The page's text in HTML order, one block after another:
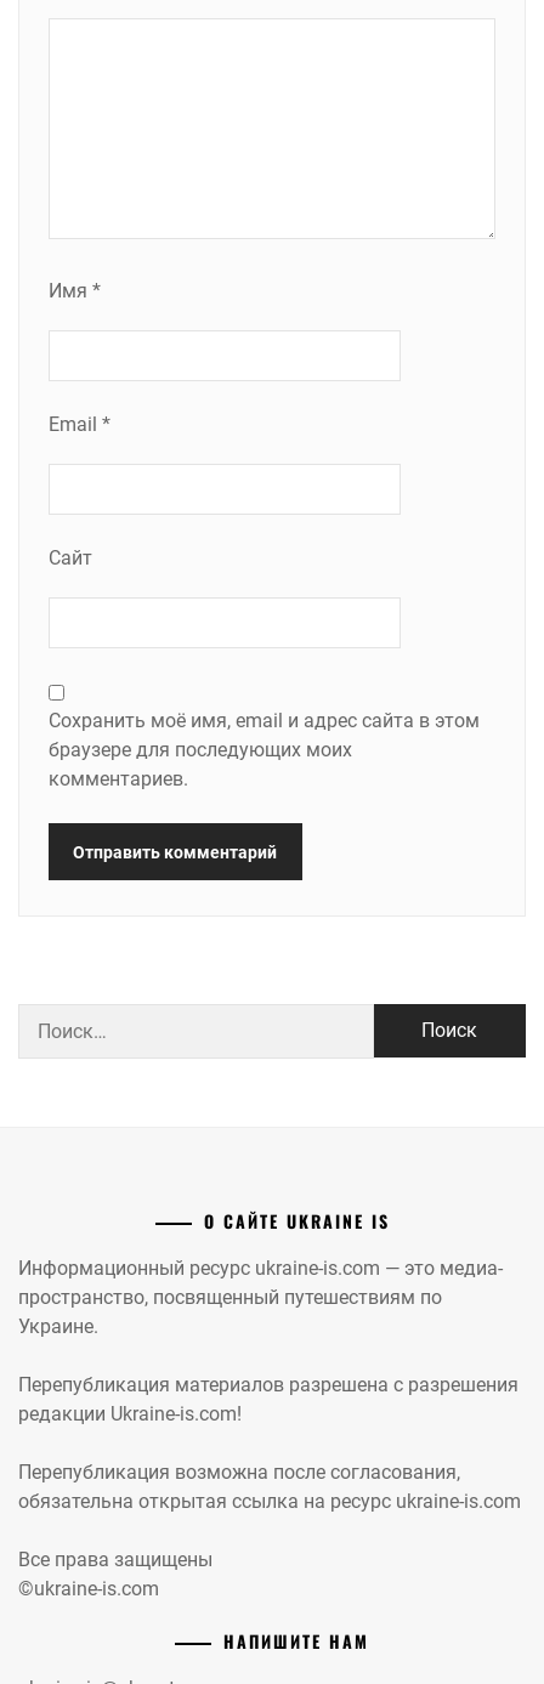
Имя *
Email *
Сайт
Сохранить моё имя, email и адрес сайта в этом
браузере для последующих моих
комментариев.
О САЙТЕ UKRAINE IS
Информационный ресурс ukraine-is.com — это медиа-
пространство, посвященный путешествиям по
Украине.
Перепубликация материалов разрешена с разрешения
редакции Ukraine-is.com!
Перепубликация возможна после согласования,
обязательна открытая ссылка на ресурс ukraine-is.com
Все права защищены
©ukraine-is.com
НАПИШИТЕ НАМ